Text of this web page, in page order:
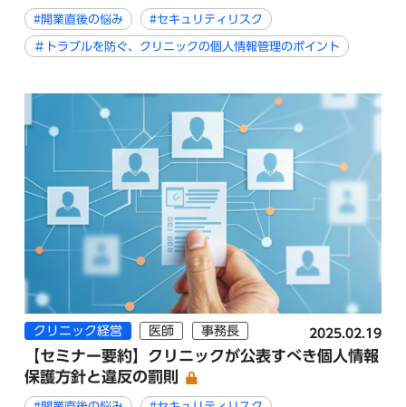
#開業直後の悩み #セキュリティリスク
＃トラブルを防ぐ、クリニックの個人情報管理のポイント
クリニック経営 医師 事務長 2025.02.19
【セミナー要約】クリニックが公表すべき個人情報
保護方針と違反の罰則